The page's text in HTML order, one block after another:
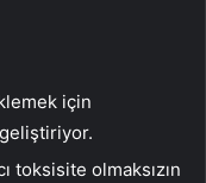
için
toksisite olmaksızın